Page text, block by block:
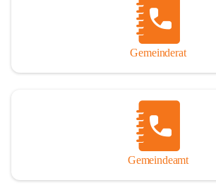
Gemeinderat
Gemeindeamt